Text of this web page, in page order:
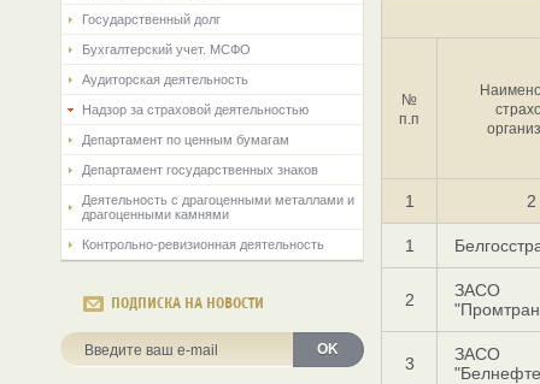
Государственный долг
Бухгалтерский учет. МСФО
Аудиторская деятельность
Надзор за страховой деятельностью
Департамент по ценным бумагам
Департамент государственных знаков
Деятельность с драгоценными металлами и
драгоценными камнями
Контрольно-ревизионная деятельность
ПОДПИСКА НА НОВОСТИ
OK
№
п.п
1 2
1
2
ЗАСО
3
ЗАСО